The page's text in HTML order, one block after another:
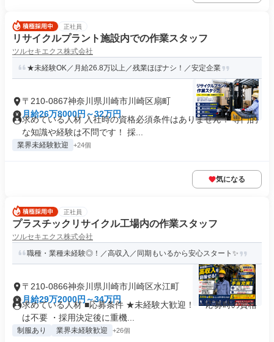
正社員
リサイクルプラント施設内での作業スタッフ
ツルセキエクス株式会社
★未経験OK／月給26.8万以上／残業ほぼナシ！／安定企業
〒210-0867神奈川県川崎市川崎区扇町
月給26万8000円～32万円
求めている人材 入社時の資格必須条件はありません！ 専門的
な知識や経験は不問です！ 採...
業界未経験歓迎 +24個
気になる
正社員
プラスチックリサイクル工場内の作業スタッフ
ツルセキエクス株式会社
職種・業種未経験◎！／高収入／同期もいるから安心スタート✨
〒210-0866神奈川県川崎市川崎区水江町
月給29万2000円～34万円
求めている人材 ■応募条件 ★未経験大歓迎！ ・応募時の資格
は不要 ・採用決定後に重機...
制服あり 業界未経験歓迎 +26個